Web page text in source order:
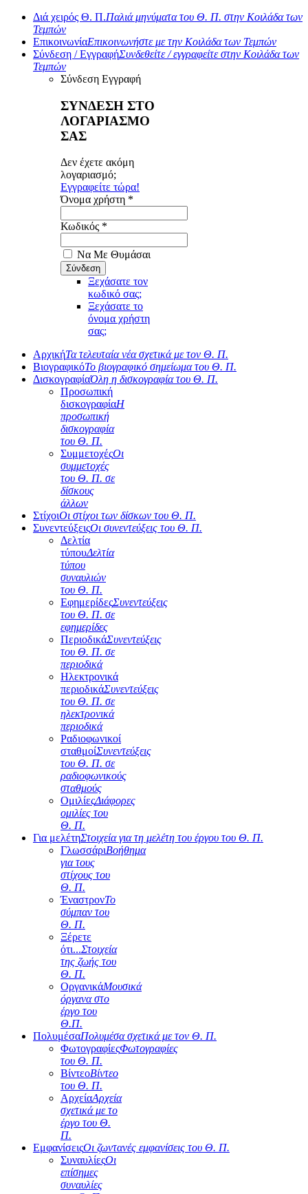
Διά χειρός Θ. Π.Παλιά μηνύματα του Θ. Π. στην Κοιλάδα των
Τεμπών
ΕπικοινωνίαΕπικοινωνήστε με την Κοιλάδα των Τεμπών
Σύνδεση / ΕγγραφήΣυνδεθείτε / εγγραφείτε στην Κοιλάδα των
Τεμπών
Σύνδεση Εγγραφή
ΣΥΝΔΕΣΗ ΣΤΟ
ΛΟΓΑΡΙΑΣΜΟ
ΣΑΣ
Δεν έχετε ακόμη
λογαριασμό;
Εγγραφείτε τώρα!
Όνομα χρήστη *
Κωδικός *
Να Με Θυμάσαι
Ξεχάσατε τον
κωδικό σας;
Ξεχάσατε το
όνομα χρήστη
σας;
ΑρχικήΤα τελευταία νέα σχετικά με τον Θ. Π.
ΒιογραφικόΤο βιογραφικό σημείωμα του Θ. Π.
ΔισκογραφίαΌλη η δισκογραφία του Θ. Π.
Προσωπική
δισκογραφίαΗ
προσωπική
δισκογραφία
του Θ. Π.
ΣυμμετοχέςΟι
συμμετοχές
του Θ. Π. σε
δίσκους
άλλων
ΣτίχοιΟι στίχοι των δίσκων του Θ. Π.
ΣυνεντεύξειςΟι συνεντεύξεις του Θ. Π.
Δελτία
τύπουΔελτία
τύπου
συναυλιών
του Θ. Π.
ΕφημερίδεςΣυνεντεύξεις
του Θ. Π. σε
εφημερίδες
ΠεριοδικάΣυνεντεύξεις
του Θ. Π. σε
περιοδικά
Ηλεκτρονικά
περιοδικάΣυνεντεύξεις
του Θ. Π. σε
ηλεκτρονικά
περιοδικά
Ραδιοφωνικοί
σταθμοίΣυνεντεύξεις
του Θ. Π. σε
ραδιοφωνικούς
σταθμούς
ΟμιλίεςΔιάφορες
ομιλίες του
Θ. Π.
Για μελέτηΣτοιχεία για τη μελέτη του έργου του Θ. Π.
ΓλωσσάριΒοήθημα
για τους
στίχους του
Θ. Π.
ΈναστρονΤο
σύμπαν του
Θ. Π.
Ξέρετε
ότι...Στοιχεία
της ζωής του
Θ. Π.
ΟργανικάΜουσικά
όργανα στο
έργο του
Θ.Π.
ΠολυμέσαΠολυμέσα σχετικά με τον Θ. Π.
ΦωτογραφίεςΦωτογραφίες
του Θ. Π.
ΒίντεοΒίντεο
του Θ. Π.
ΑρχείαΑρχεία
σχετικά με το
έργο του Θ.
Π.
ΕμφανίσειςΟι ζωντανές εμφανίσεις του Θ. Π.
ΣυναυλίεςΟι
επίσημες
συναυλίες